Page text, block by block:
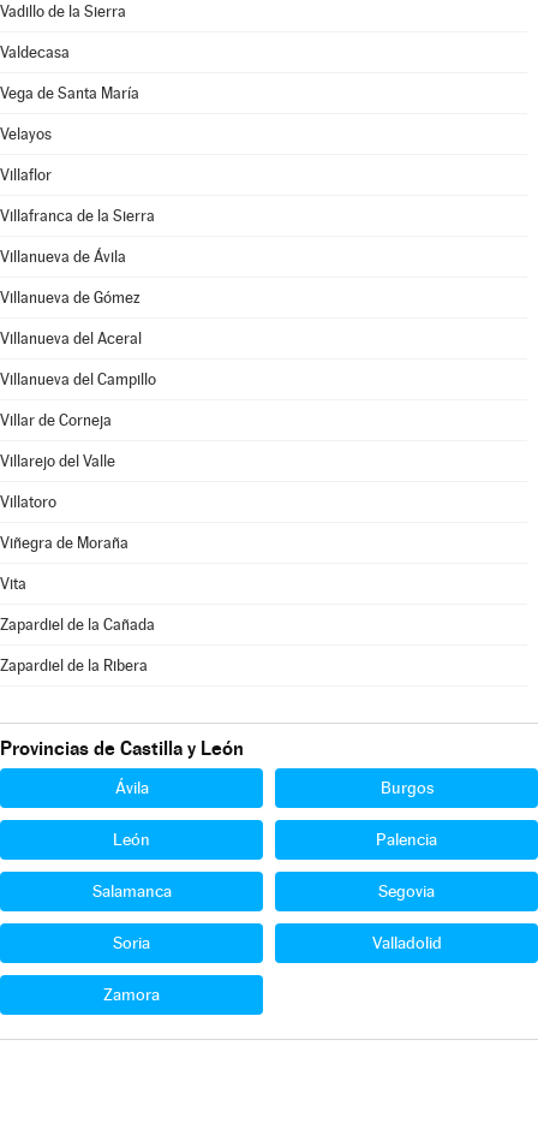
Vadillo de la Sierra
Valdecasa
Vega de Santa María
Velayos
Villaflor
Villafranca de la Sierra
Villanueva de Ávila
Villanueva de Gómez
Villanueva del Aceral
Villanueva del Campillo
Villar de Corneja
Villarejo del Valle
Villatoro
Viñegra de Moraña
Vita
Zapardiel de la Cañada
Zapardiel de la Ribera
Provincias de Castilla y León
Ávila Burgos
León Palencia
Salamanca Segovia
Soria Valladolid
Zamora